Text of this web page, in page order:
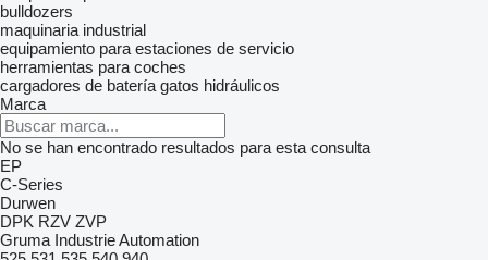
bulldozers
maquinaria industrial
equipamiento para estaciones de servicio
herramientas para coches
cargadores de batería gatos hidráulicos
Marca
No se han encontrado resultados para esta consulta
EP
C-Series
Durwen
DPK RZV ZVP
Gruma Industrie Automation